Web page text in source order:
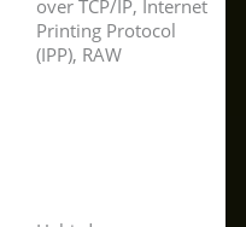
over TCP/IP, Internet
Printing Protocol
(IPP), RAW